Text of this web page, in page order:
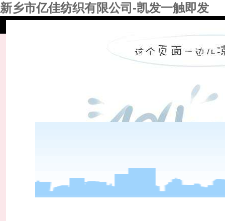
新乡市亿佳纺织有限公司-凯发一触即发